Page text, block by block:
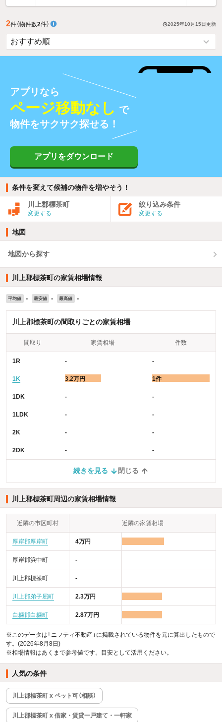
2件（物件数2件） 2025年10月15日 更新
アプリなら
ページ移動なし で
物件をサクサク探せる！
アプリをダウンロード
条件を変えて候補の物件を増やそう！
川上郡標茶町
変更する
絞り込み条件
変更する
地図
地図から探す
川上郡標茶町の家賃相場情報
平均値 - 最安値 - 最高値 -
川上郡標茶町の間取りごとの家賃相場
間取り 家賃相場 件数
1R - -
1K 3.2万円 1件
1DK - -
1LDK - -
2K - -
2DK - -
続きを見る 閉じる
川上郡標茶町周辺の家賃相場情報
近隣の市区町村 近隣の家賃相場
厚岸郡厚岸町 4万円
厚岸郡浜中町 -
川上郡標茶町 -
川上郡弟子屈町 2.3万円
白糠郡白糠町 2.87万円
※このデータは「ニフティ不動産」に掲載されている物件を元に算出したもので
す。(2026年8月8日)
※相場情報はあくまで参考値です。目安として活用ください。
人気の条件
川上郡標茶町 x ペット可（相談）
川上郡標茶町 x 借家・賃貸一戸建て・一軒家